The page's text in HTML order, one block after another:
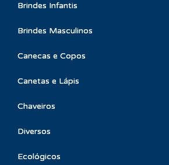
Brindes Infantis
Brindes Masculinos
Canecas e Copos
Canetas e Lápis
Chaveiros
Diversos
Ecológicos